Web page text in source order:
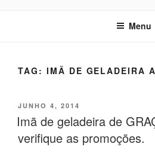
Menu
TAG: IMÃ DE GELADEIRA
PUBLICADO
EM
JUNHO 4, 2014
Imã de geladeira de
verifique as promoções.